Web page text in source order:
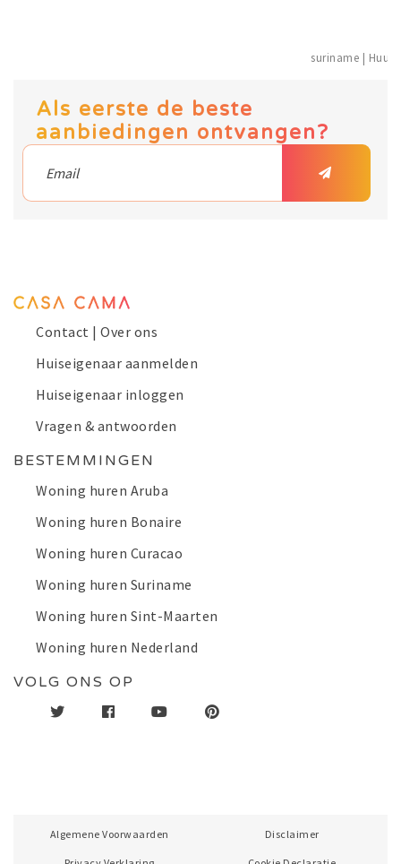
suriname
Als eerste de beste
aanbiedingen ontvangen?
Contact | Over ons
Huiseigenaar aanmelden
Huiseigenaar inloggen
Vragen & antwoorden
BESTEMMINGEN
Woning huren Aruba
Woning huren Bonaire
Woning huren Curacao
Woning huren Suriname
Woning huren Sint-Maarten
Woning huren Nederland
VOLG ONS OP
Algemene Voorwaarden Disclaimer